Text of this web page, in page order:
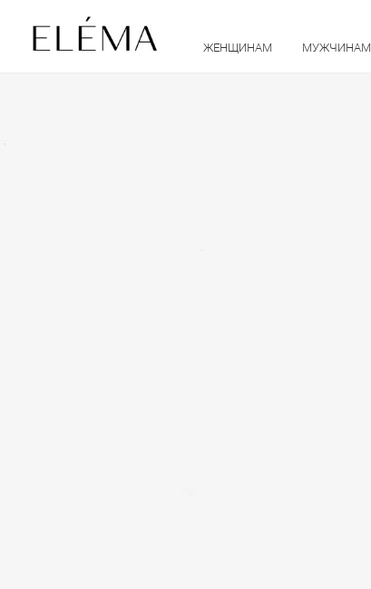
ЖЕНЩИНАМ МУЖЧИНАМ